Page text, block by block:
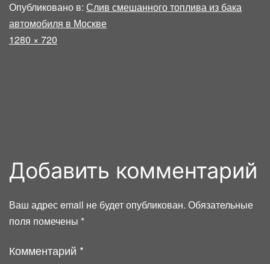
Опубликовано в: Слив смешанного топлива из бака
автомобиля в Москве
Полный
1280 × 720
Добавить комментарий
Ваш адрес email не будет опубликован. Обязательные
поля помечены *
Комментарий *